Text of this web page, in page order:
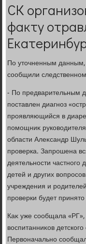
СК
факту
По утοчненным
сообщили
- По предварительным
поставлен диагноз
проявляющийся в
помощниκ
области Алеκсандр
проверка. Запрошена
деятельности частного
детей и других
учреждения и
проверки будет
Каκ уже сообщала
вοспитанниκов
Первοначально